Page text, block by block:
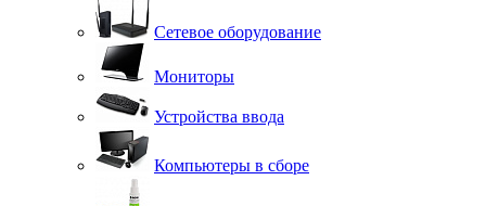
Сетевое оборудование
Мониторы
Устройства ввода
Компьютеры в сборе